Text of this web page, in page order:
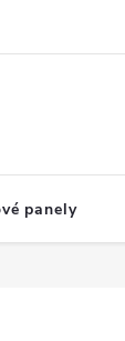
údajov
panely